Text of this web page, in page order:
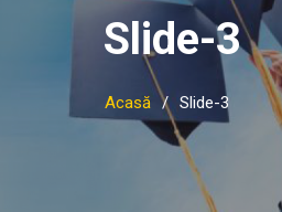
Slide-3
Acasă Slide-3